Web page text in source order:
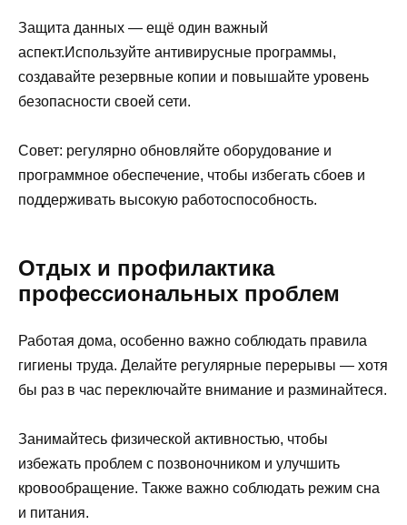
Защита данных — ещё один важный
аспект.Используйте антивирусные программы,
создавайте резервные копии и повышайте уровень
безопасности своей сети.
Совет: регулярно обновляйте оборудование и
программное обеспечение, чтобы избегать сбоев и
поддерживать высокую работоспособность.
Отдых и профилактика
профессиональных проблем
Работая дома, особенно важно соблюдать правила
гигиены труда. Делайте регулярные перерывы — хотя
бы раз в час переключайте внимание и разминайтеся.
Занимайтесь физической активностью, чтобы
избежать проблем с позвоночником и улучшить
кровообращение. Также важно соблюдать режим сна
и питания.